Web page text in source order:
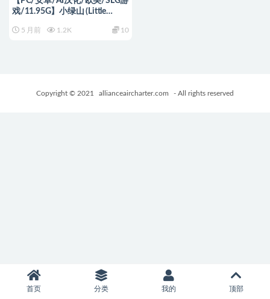
戏/11.95G】小绿山 (Little
+PC+安卓+欧美SLG游戏
5 月前 1.2K 10
Copyright © 2021 allianceaircharter.com - All rights reserved
首页 分类 我的 顶部